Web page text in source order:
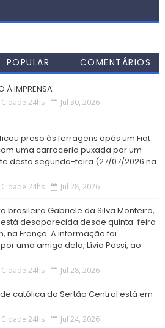
POPULAR COMENTÁRIOS
À IMPRENSA
24hs Jul 30, 2026
preso às ferragens após um Fiat
uma carroceria puxada por um
desta segunda-feira (27/07/2026 na
24hs Jul 28, 2026
brasileira Gabriele da Silva Monteiro,
desaparecida desde quinta-feira
na França. A informação foi
uma amiga dela, Lívia Possi, ao
24hs Jul 28, 2026
católica do Sertão Central está em
24hs Jul 24, 2026